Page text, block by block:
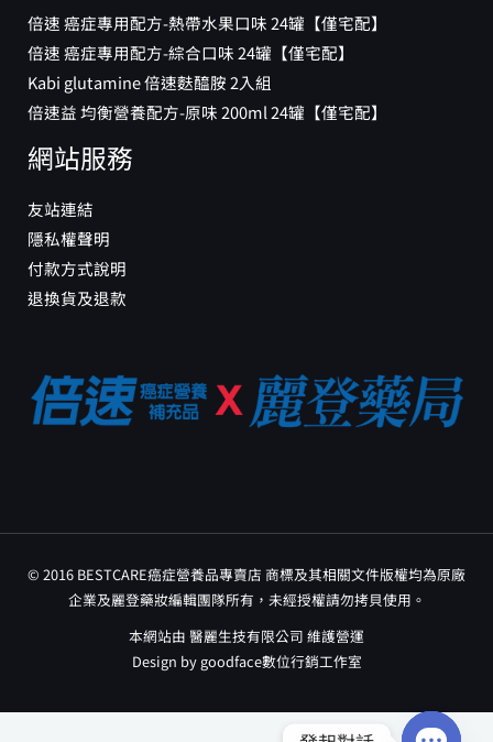
倍速 癌症專用配方-熱帶水果口味 24罐【僅宅配】
倍速 癌症專用配方-綜合口味 24罐【僅宅配】
Kabi glutamine 倍速麩醯胺 2入組
倍速益 均衡營養配方-原味 200ml 24罐【僅宅配】
網站服務
友站連結
隱私權聲明
付款方式說明
退換貨及退款
© 2016 BESTCARE癌症營養品專賣店 商標及其相關文件版權均為原廠
企業及麗登藥妝編輯團隊所有，未經授權請勿拷貝使用。
本網站由 醫麗生技有限公司 維護營運
Design by goodface數位行銷工作室